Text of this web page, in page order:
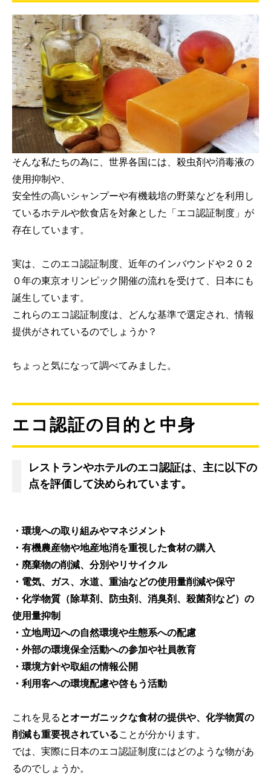
そんな私たちの為に、世界各国には、殺虫剤や消毒液の
使用抑制や、
安全性の高いシャンプーや有機栽培の野菜などを利用し
ているホテルや飲食店を対象とした「エコ認証制度」が
存在しています。
実は、このエコ認証制度、近年のインバウンドや２０２
０年の東京オリンピック開催の流れを受けて、日本にも
誕生しています。
これらのエコ認証制度は、どんな基準で選定され、情報
提供がされているのでしょうか？
ちょっと気になって調べてみました。
エコ認証の目的と中身
レストランやホテルのエコ認証は、主に以下の
点を評価して決められています。
・環境への取り組みやマネジメント
・有機農産物や地産地消を重視した食材の購入
・廃棄物の削減、分別やリサイクル
・電気、ガス、水道、重油などの使用量削減や保守
・化学物質（除草剤、防虫剤、消臭剤、殺菌剤など）の
使用量抑制
・立地周辺への自然環境や生態系への配慮
・外部の環境保全活動への参加や社員教育
・環境方針や取組の情報公開
・利用客への環境配慮や啓もう活動
これを見る とオーガニックな食材の提供や、化学物質の
削減も重要視されていることが分かります。
では、実際に日本のエコ認証制度にはどのような物があ
るのでしょうか。